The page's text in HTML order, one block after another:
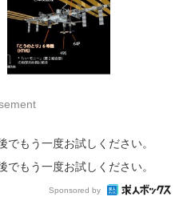
もう一度お試しください。
もう一度お試しください。
Sponsored by